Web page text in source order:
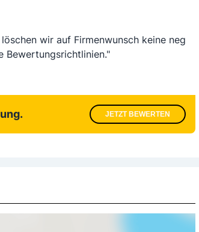
wir auf Firmenwunsch keine neg
Bewertungsrichtlinien."
JETZT BEWERTEN